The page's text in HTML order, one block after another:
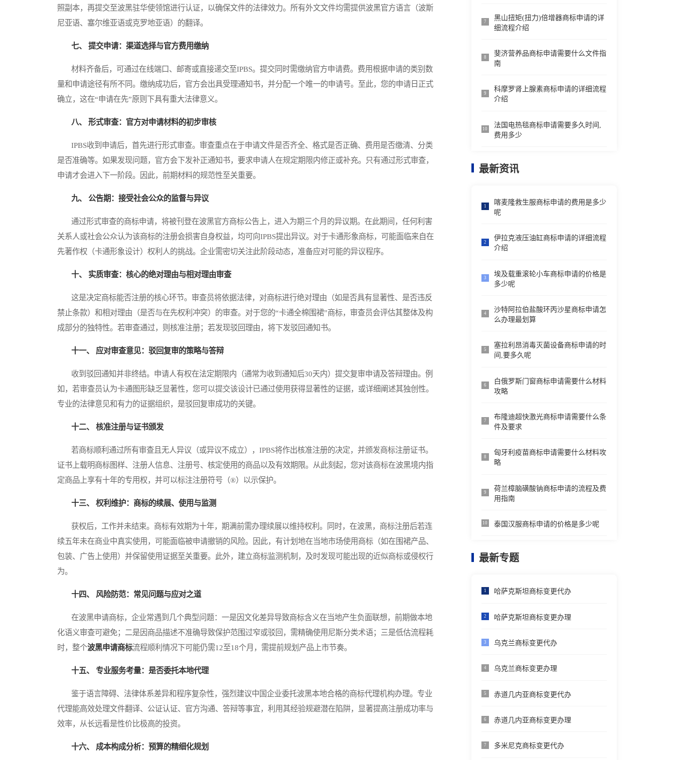
照副本，再提交至波黑驻华使领馆进行认证，以确保文件的法律效力。所有外文文件均需提供波黑官方语言（波斯
尼亚语、塞尔维亚语或克罗地亚语）的翻译。
七、 提交申请：渠道选择与官方费用缴纳
材料齐备后，可通过在线端口、邮寄或直接递交至IPBS。提交同时需缴纳官方申请费。费用根据申请的类别数
量和申请途径有所不同。缴纳成功后，官方会出具受理通知书，并分配一个唯一的申请号。至此，您的申请日正式
确立，这在“申请在先”原则下具有重大法律意义。
八、 形式审查：官方对申请材料的初步审核
IPBS收到申请后，首先进行形式审查。审查重点在于申请文件是否齐全、格式是否正确、费用是否缴清、分类
是否准确等。如果发现问题，官方会下发补正通知书，要求申请人在规定期限内修正或补充。只有通过形式审查，
申请才会进入下一阶段。因此，前期材料的规范性至关重要。
九、 公告期：接受社会公众的监督与异议
通过形式审查的商标申请，将被刊登在波黑官方商标公告上，进入为期三个月的异议期。在此期间，任何利害
关系人或社会公众认为该商标的注册会损害自身权益，均可向IPBS提出异议。对于卡通形象商标，可能面临来自在
先著作权（卡通形象设计）权利人的挑战。企业需密切关注此阶段动态，准备应对可能的异议程序。
十、 实质审查：核心的绝对理由与相对理由审查
这是决定商标能否注册的核心环节。审查员将依据法律，对商标进行绝对理由（如是否具有显著性、是否违反
禁止条款）和相对理由（是否与在先权利冲突）的审查。对于您的“卡通全棉围裙”商标，审查员会评估其整体及构
成部分的独特性。若审查通过，则核准注册；若发现驳回理由，将下发驳回通知书。
十一、 应对审查意见：驳回复审的策略与答辩
收到驳回通知并非终结。申请人有权在法定期限内（通常为收到通知后30天内）提交复审申请及答辩理由。例
如，若审查员认为卡通图形缺乏显著性，您可以提交该设计已通过使用获得显著性的证据，或详细阐述其独创性。
专业的法律意见和有力的证据组织，是驳回复审成功的关键。
十二、 核准注册与证书颁发
若商标顺利通过所有审查且无人异议（或异议不成立），IPBS将作出核准注册的决定，并颁发商标注册证书。
证书上载明商标图样、注册人信息、注册号、核定使用的商品以及有效期限。从此刻起，您对该商标在波黑境内指
定商品上享有十年的专用权，并可以标注注册符号（®）以示保护。
十三、 权利维护：商标的续展、使用与监测
获权后，工作并未结束。商标有效期为十年，期满前需办理续展以维持权利。同时，在波黑，商标注册后若连
续五年未在商业中真实使用，可能面临被申请撤销的风险。因此，有计划地在当地市场使用商标（如在围裙产品、
包装、广告上使用）并保留使用证据至关重要。此外，建立商标监测机制，及时发现可能出现的近似商标或侵权行
为。
十四、 风险防范：常见问题与应对之道
在波黑申请商标，企业常遇到几个典型问题：一是因文化差异导致商标含义在当地产生负面联想，前期做本地
化语义审查可避免；二是因商品描述不准确导致保护范围过窄或驳回，需精确使用尼斯分类术语；三是低估流程耗
时，整个波黑申请商标流程顺利情况下可能仍需12至18个月，需提前规划产品上市节奏。
十五、 专业服务考量：是否委托本地代理
鉴于语言障碍、法律体系差异和程序复杂性，强烈建议中国企业委托波黑本地合格的商标代理机构办理。专业
代理能高效处理文件翻译、公证认证、官方沟通、答辩等事宜，利用其经验规避潜在陷阱，显著提高注册成功率与
效率，从长远看是性价比极高的投资。
十六、 成本构成分析：预算的精细化规划
7
黑山扭矩(扭力)倍增器商标申请的详
细流程介绍
8
斐济营养品商标申请需要什么文件指
南
9
科摩罗肾上腺素商标申请的详细流程
介绍
10
法国电热毯商标申请需要多久时间,
费用多少
最新资讯
1
喀麦隆救生服商标申请的费用是多少
呢
2
伊拉克液压油缸商标申请的详细流程
介绍
3
埃及载重滚轮小车商标申请的价格是
多少呢
4
沙特阿拉伯盐酸环丙沙星商标申请怎
么办理最划算
5
塞拉利昂消毒灭菌设备商标申请的时
间,要多久呢
6
白俄罗斯门窗商标申请需要什么材料
攻略
7
布隆迪超快激光商标申请需要什么条
件及要求
8
匈牙利疫苗商标申请需要什么材料攻
略
9
荷兰樟脑磺酸钠商标申请的流程及费
用指南
10 泰国汉服商标申请的价格是多少呢
最新专题
1 哈萨克斯坦商标变更代办
2 哈萨克斯坦商标变更办理
3 乌克兰商标变更代办
4 乌克兰商标变更办理
5 赤道几内亚商标变更代办
6 赤道几内亚商标变更办理
7 多米尼克商标变更代办